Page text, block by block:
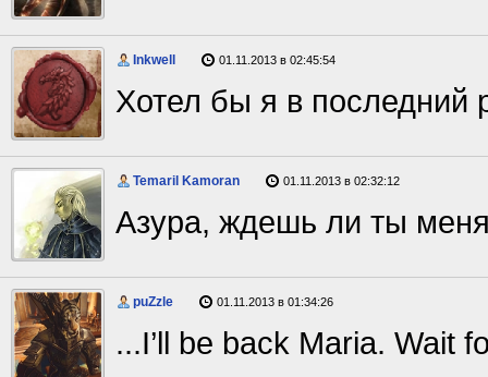
Inkwell 01.11.2013 в 02:45:54
Хотел бы я в последний
Temaril Kamoran 01.11.2013 в 02:32:12
Азура, ждешь ли ты
puZzle 01.11.2013 в 01:34:26
...I’ll be back Maria. Wait